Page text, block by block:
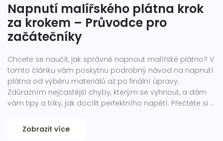
Napnutí malířského plátna krok
za krokem – Průvodce pro
začátečníky
Chcete se naučit, jak správně napnout malířské plátno? V
tomto článku vám poskytnu podrobný návod na napnutí
plátna od výběru materiálů až po finální úpravy.
Zdůrazním nejčastější chyby, kterým se vyhnout, a dám
vám tipy a triky, jak docílit perfektního napětí. Přečtěte si o
umělecká díla na novou úroveň.
Zobrazit více